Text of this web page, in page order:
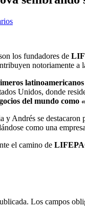
los fundadores de
notoriamente
Unidos, donde
del mundo como
y Andrés se destacaron
como una
el camino de
Los campos